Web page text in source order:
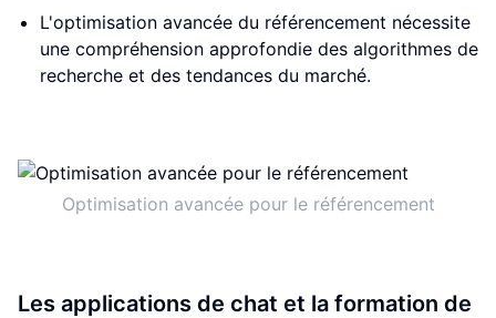
L'optimisation avancée du référencement nécessite
une compréhension approfondie des algorithmes de
recherche et des tendances du marché.
Optimisation avancée pour le référencement
Les applications de chat et la formation de